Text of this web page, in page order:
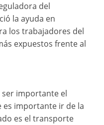
del
la ayuda en
los trabajadores del
expuestos frente al
ser importante el
es importante ir de la
es el transporte